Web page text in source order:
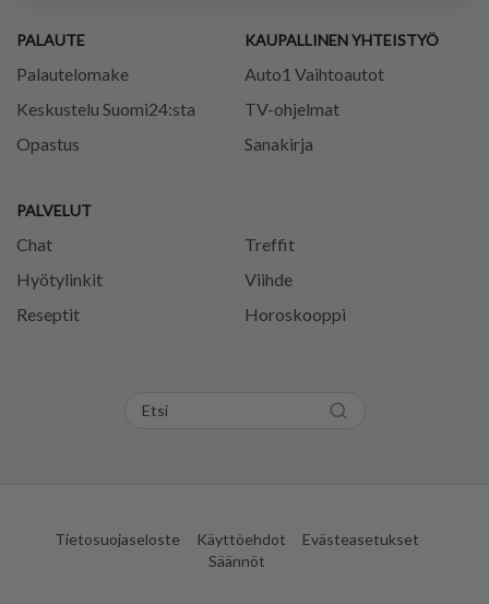
PALAUTE
Palautelomake
Keskustelu Suomi24:sta
Opastus
PALVELUT
Chat
Treffit
Hyötylinkit
Viihde
Reseptit
Horoskooppi
KAUPALLINEN YHTEISTYÖ
Auto1 Vaihtoautot
TV-ohjelmat
Sanakirja
Tietosuojaseloste Käyttöehdot
Evästeasetukset
Säännöt